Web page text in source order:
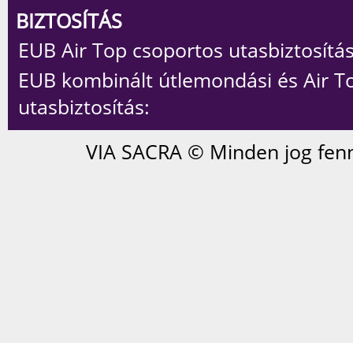
BIZTOSÍTÁS
EUB Air Top csoportos
EUB kombinált útlemondási és Air
utasbiztosítás:
VIA SACRA © Minden jog